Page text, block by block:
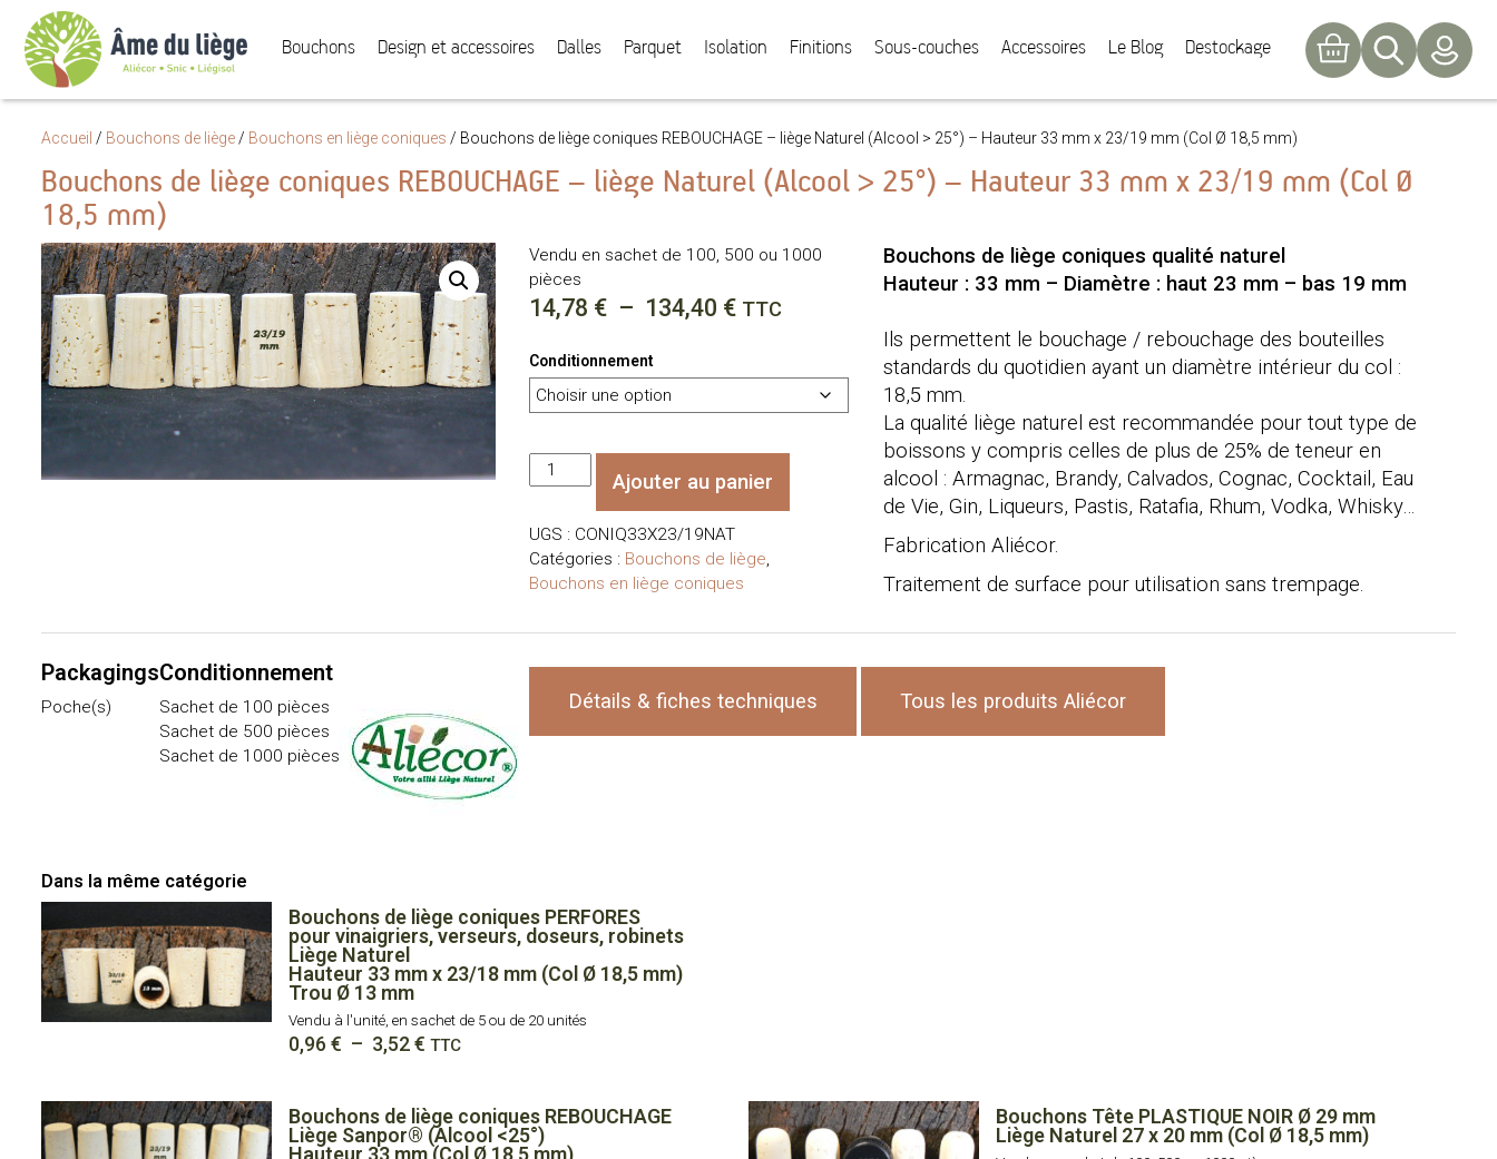
Bouchons Design et accessoires Dalles Parquet Isolation Finitions Sous-couches Accessoires Le Blog Destockage
Accueil / Bouchons de liège/ Bouchons en liège coniques / Bouchons de liège coniques REBOUCHAGE – liège Naturel (Alcool > 25°) – Hauteur 33 mm x 23/19 mm (Col Ø 18,5 mm)
Bouchons de liège coniques REBOUCHAGE – liège Naturel (Alcool > 25°) – Hauteur 33 mm x 23/19 mm (Col Ø
18,5 mm)
Vendu en sachet de 100, 500 ou 1000
pièces
14,78 € – 134,40 €Plage
prix :
14,78 €
134,40 €
TTC
Conditionnement
quantité
de
Bouchons
de
liège
coniques
-
(Alcool
>
23/19
mm
Ø
mm)
Ajouter au panier
UGS : CONIQ33X23/19NAT
Catégories : Bouchons de liège,
Bouchons en liège coniques
Bouchons de liège coniques qualité naturel
Hauteur : 33 mm – Diamètre : haut 23 mm – bas 19 mm
Ils permettent le bouchage / rebouchage des bouteilles
standards du quotidien ayant un diamètre intérieur du col :
18,5 mm.
La qualité liège naturel est recommandée pour tout type de
boissons y compris celles de plus de 25% de teneur en
alcool : Armagnac, Brandy, Calvados, Cognac, Cocktail, Eau
de Vie, Gin, Liqueurs, Pastis, Ratafia, Rhum, Vodka, Whisky…
Fabrication Aliécor.
Traitement de surface pour utilisation sans trempage.
Packagings
Poche(s)
Conditionnement
Sachet de 100 pièces
Sachet de 500 pièces
Sachet de 1000 pièces
Détails & fiches techniques Tous les produits Aliécor
Dans la même catégorie
Bouchons de liège coniques PERFORES
pour vinaigriers, verseurs, doseurs, robinets
Liège Naturel
Hauteur 33 mm x 23/18 mm (Col Ø 18,5 mm)
Trou Ø 13 mm
Vendu à l'unité, en sachet de 5 ou de 20 unités
0,96 € – 3,52€Plage
0,96 €
à
3,52 €
TTC
Bouchons de liège coniques REBOUCHAGE
Liège Sanpor® (Alcool <25°)
Bouchons Tête PLASTIQUE NOIR Ø 29 mm
Liège Naturel 27 x 20 mm (Col Ø 18,5 mm)